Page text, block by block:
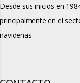
Desde sus inicios en
principalmente en el
navideñas.